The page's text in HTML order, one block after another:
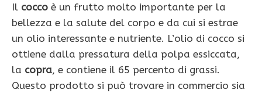
Il cocco è un frutto molto importante per la
bellezza e la salute del corpo e da cui si estrae
un olio interessante e nutriente. L’olio di cocco si
ottiene dalla pressatura della polpa essiccata,
la copra, e contiene il 65 percento di grassi.
Questo prodotto si può trovare in commercio sia